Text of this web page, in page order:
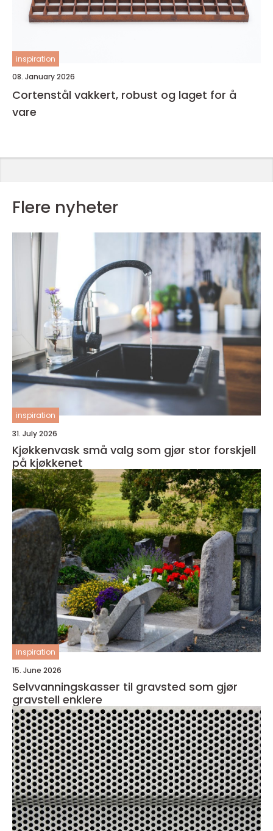
inspiration
08. January 2026
Cortenstål vakkert, robust og laget for å
vare
Flere nyheter
inspiration
31. July 2026
Kjøkkenvask små valg som gjør stor forskjell
på kjøkkenet
inspiration
15. June 2026
Selvvanningskasser til gravsted som gjør
gravstell enklere